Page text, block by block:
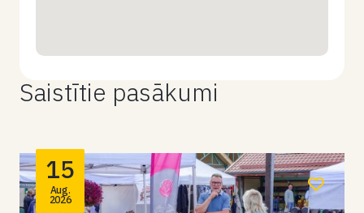
Saistītie pasākumi
15
Aug.
2026